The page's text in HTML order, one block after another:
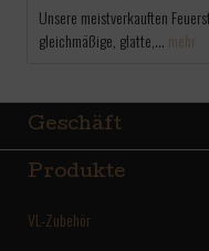
Unsere meistverkauften
gleichmäßige, glatte,... mehr
Geschäft
Produkte
VL-Zubehör